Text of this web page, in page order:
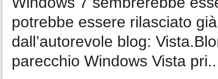
potrebbe essere rilasciato
dall’autorevole blog:
parecchio Windows Vista